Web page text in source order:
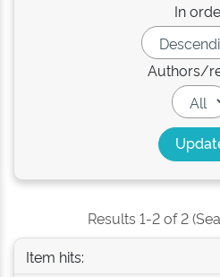
In
Authors/
Results 1-2 of 2
Item hits: